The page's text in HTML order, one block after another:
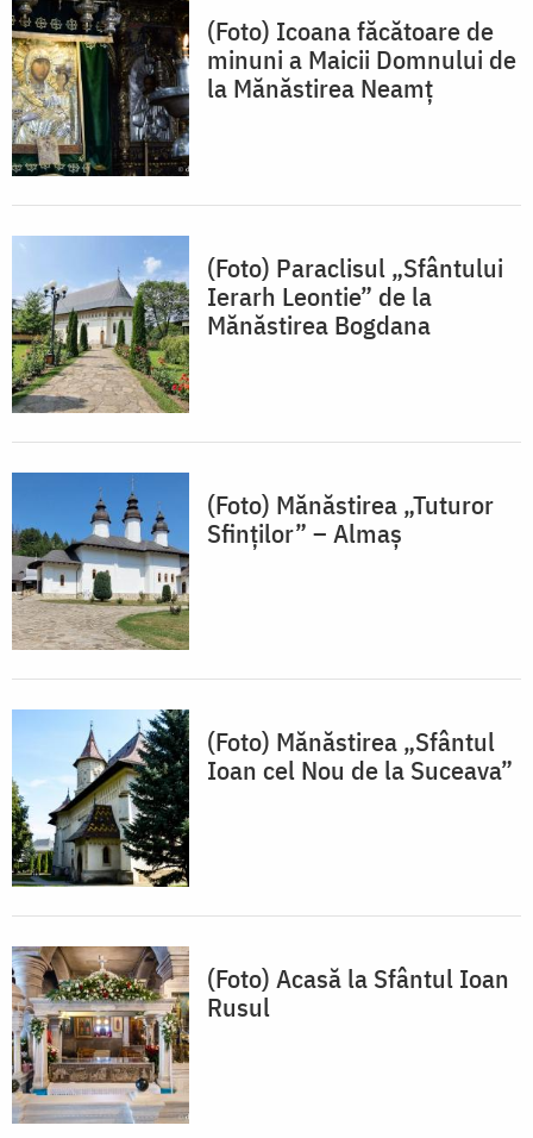
(Foto) Icoana făcătoare de
minuni a Maicii Domnului de
la Mănăstirea Neamț
(Foto) Paraclisul „Sfântului
Ierarh Leontie” de la
Mănăstirea Bogdana
(Foto) Mănăstirea „Tuturor
Sfinților” – Almaș
(Foto) Mănăstirea „Sfântul
Ioan cel Nou de la Suceava”
(Foto) Acasă la Sfântul Ioan
Rusul